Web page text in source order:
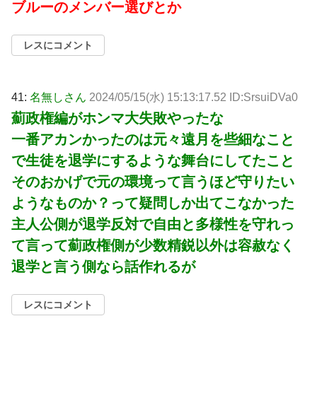
ブルーのメンバー選びとか
レスにコメント
41: 名無しさん 2024/05/15(水) 15:13:17.52 ID:SrsuiDVa0
薊政権編がホンマ大失敗やったな
一番アカンかったのは元々遠月を些細なこと
で生徒を退学にするような舞台にしてたこと
そのおかげで元の環境って言うほど守りたい
ようなものか？って疑問しか出てこなかった
主人公側が退学反対で自由と多様性を守れっ
て言って薊政権側が少数精鋭以外は容赦なく
退学と言う側なら話作れるが
レスにコメント